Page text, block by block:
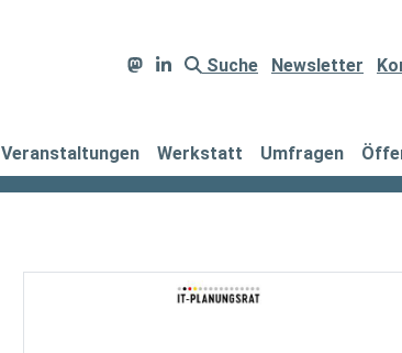
Suche Newsletter
Veranstaltungen Werkstatt Umfragen